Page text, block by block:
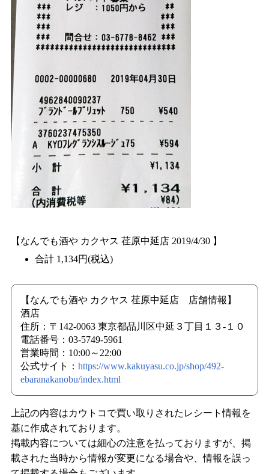
【なんでも酒や カクヤス 荏原中延店 2019/4/30 】
合計 1,134円(税込)
【なんでも酒や カクヤス 荏原中延店 店舗情報】
酒店
住所：〒142-0063 東京都品川区中延３丁目１３-１０
電話番号：03-5749-5961
営業時間：10:00～22:00
公式サイト： https://www.kakuyasu.co.jp/shop/492-
ebaranakanobu/index.html
上記の内容はカウトコで買い取りされたレシート情報を
基に作成されております。
掲載内容については細心の注意を払っておりますが、掲
載された当時から情報が変更になる場合や、情報を誤っ